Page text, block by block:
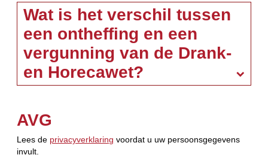
Wat is het verschil tussen
een ontheffing en een
vergunning van de Drank-
en Horecawet?
AVG
Lees de privacyverklaring voordat u uw persoonsgegevens
invult.